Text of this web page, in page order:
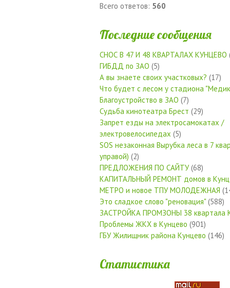
Всего ответов: 560
Последние сообщения
СНОС В 47 И 48 КВАРТАЛАХ КУНЦЕВО
ГИБДД по ЗАО (5)
А вы знаете своих участковых? (17)
Что будет с лесом у стадиона
Благоустройство в ЗАО (7)
Судьба кинотеатра Брест (29)
Запрет езды на электросамокатах /
электровелосипедах (5)
SOS незаконная Вырубка леса в 7
управой) (2)
ПРЕДЛОЖЕНИЯ ПО САЙТУ(68)
КАПИТАЛЬНЫЙ РЕМОНТ домов в
МЕТРО и новое ТПУ МОЛОДЕЖНАЯ
Это сладкое слово "реновация" (588)
ЗАСТРОЙКА ПРОМЗОНЫ 38 квартала
Проблемы ЖКХ в Кунцево (901)
ГБУ Жилищник района Кунцево (146)
Статистика